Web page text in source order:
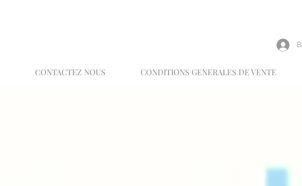
CONTACTEZ NOUS CONDITIONS GENERALES DE VENTE